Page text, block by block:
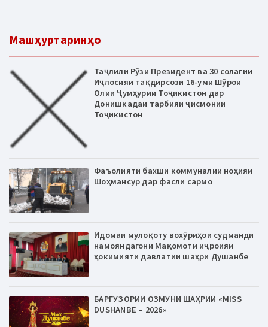
Машҳуртаринҳо
Таҷлили Рӯзи Президент ва 30 солагии
Иҷлосияи тақдирсози 16-уми Шӯрои
Олии Ҷумҳурии Тоҷикистон дар
Донишкадаи тарбияи ҷисмонии
Тоҷикистон
Фаъолияти бахши коммуналии ноҳияи
Шоҳмансур дар фасли сармо
Идомаи мулоқоту вохӯриҳои судманди
намояндагони Мақомоти иҷроияи
ҳокимияти давлатии шаҳри Душанбе
БАРГУЗОРИИ ОЗМУНИ ШАҲРИИ «MISS
DUSHANBE – 2026»